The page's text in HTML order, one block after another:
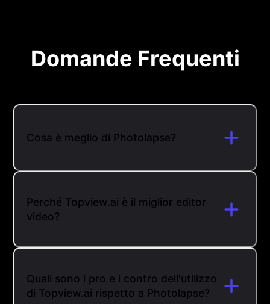
Domande Frequenti
Cosa è meglio di Photolapse?
Perché Topview.ai è il miglior editor
video?
Quali sono i pro e i contro dell'utilizzo
di Topview.ai rispetto a Photolapse?